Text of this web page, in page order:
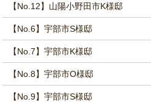
【No.12】山陽小野田市K様邸
【No.6】宇部市S様邸
【No.7】宇部市K様邸
【No.8】宇部市O様邸
【No.9】宇部市S様邸